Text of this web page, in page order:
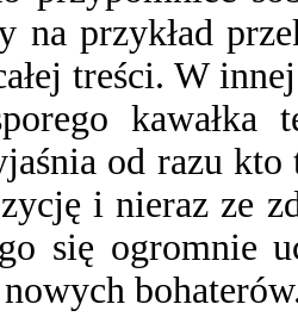
na przykład
treści. W
od razu
i nieraz ze
się ogromnie